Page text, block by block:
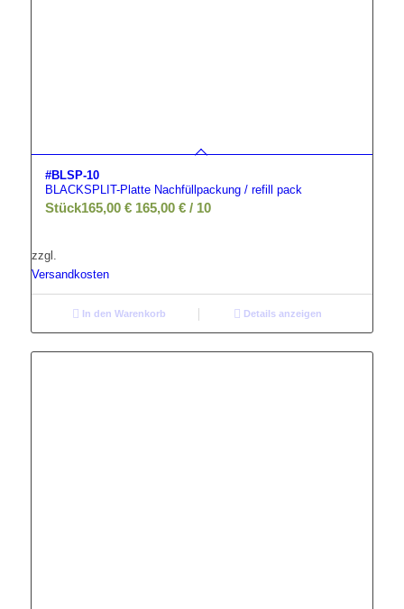
#BLSP-10
BLACKSPLIT-Platte Nachfüllpackung / refill pack
165,00 € 165,00 €/ 10
Stück
zzgl.
Versandkosten
In den Warenkorb Details anzeigen